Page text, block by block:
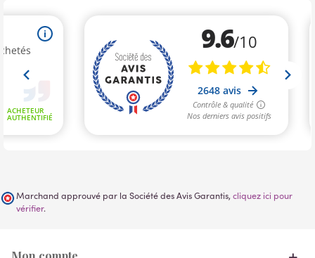
Marchand approuvé par la Société des Avis Garantis, cliquez ici pour
vérifier.